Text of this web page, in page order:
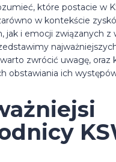
które postacie w
w kontekście
jak i emocji związanych z
zwrócić uwagę, oraz
obstawiania ich